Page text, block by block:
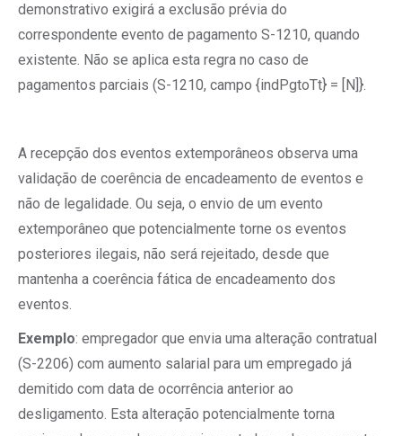
demonstrativo exigirá a exclusão prévia do
correspondente evento de pagamento S-1210, quando
existente. Não se aplica esta regra no caso de
pagamentos parciais (S-1210, campo {indPgtoTt} = [N]}.
A recepção dos eventos extemporâneos observa uma
validação de coerência de encadeamento de eventos e
não de legalidade. Ou seja, o envio de um evento
extemporâneo que potencialmente torne os eventos
posteriores ilegais, não será rejeitado, desde que
mantenha a coerência fática de encadeamento dos
eventos.
Exemplo: empregador que envia uma alteração contratual
(S-2206) com aumento salarial para um empregado já
demitido com data de ocorrência anterior ao
desligamento. Esta alteração potencialmente torna